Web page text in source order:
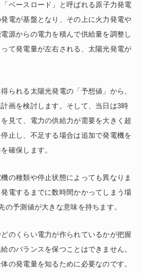
ベースロード」と呼ばれる原子力発電
電が基盤となり、その上に火力発電や
源からの電力を積んで供給量を調整し
て発電量が左右される、太陽光発電が
られる太陽光発電の「予想値」から、
画を検討します。そして、当日は3時
見て、電力の供給力が需要を大きく超
止し、不足する場合は追加で発電機を
確保します。
の種類や停止状態によっても異なりま
電するまでに数時間かかってしまう場
の予測値が大きな意味を持ちます。
のくらい電力が作られているかが把握
のバランスを保つことはできません。
の発電量を知るために必要なのです。